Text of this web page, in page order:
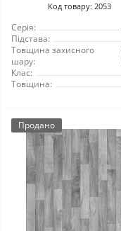
Код товару: 2053
Серія:
Підстава:
Товщина захисного
шару:
Клас:
Товщина:
Продано